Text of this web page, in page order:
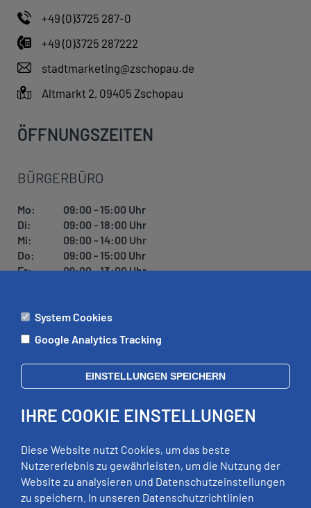
+49 (0)3725 287-0
+49 (0)3725 287222
stadtmarketing@zschopau.de
Altmarkt 2, 09405 Zschopau
ÖFFNUNGSZEITEN
BÜRGERBÜRO
Mo:
09:00 - 15:00 Uhr
Di:
09:00 - 18:00 Uhr
Mi:
09:00 - 14:00 Uhr
Do:
09:00 - 15:00 Uhr
Fr:
09:00 - 13:00 Uhr
ÄMTER
Di:
09:00 - 12:00 Uhr, 13:00 - 18:00 Uhr
Mi:
geschlossen
Fr:
09:00 - 12:00 Uhr
RECHTLICHES
System Cookies
Google Analytics Tracking
EINSTELLUNGEN SPEICHERN
IHRE COOKIE EINSTELLUNGEN
Diese Website nutzt Cookies, um das beste
Nutzererlebnis zu gewährleisten, um die Nutzung der
Website zu analysieren und Datenschutzeinstellungen
zu speichern. In unseren Datenschutzrichtlinien